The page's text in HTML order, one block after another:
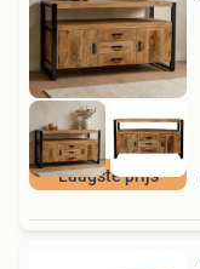
Laagste prijs